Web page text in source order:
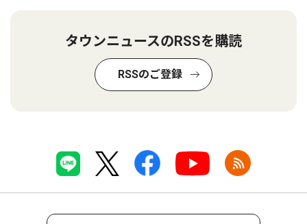
タウンニュースのRSSを購読
RSSのご登録